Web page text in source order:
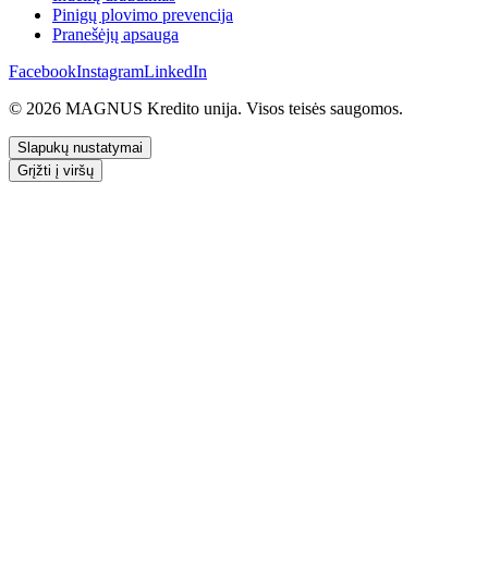
Pinigų plovimo prevencija
Pranešėjų apsauga
FacebookInstagramLinkedIn
© 2026 MAGNUS Kredito unija. Visos teisės saugomos.
Slapukų nustatymai
Grįžti į viršų